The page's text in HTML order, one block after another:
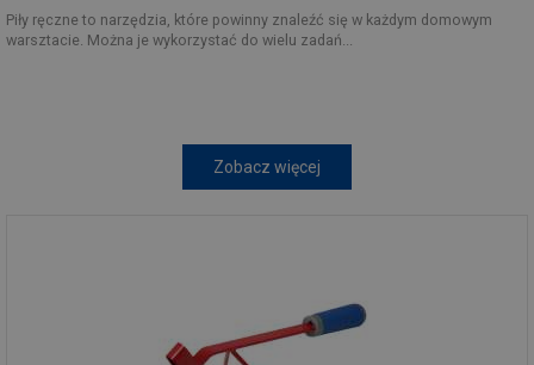
Piły ręczne to narzędzia, które powinny znaleźć się w każdym domowym
warsztacie. Można je wykorzystać do wielu zadań...
Zobacz więcej